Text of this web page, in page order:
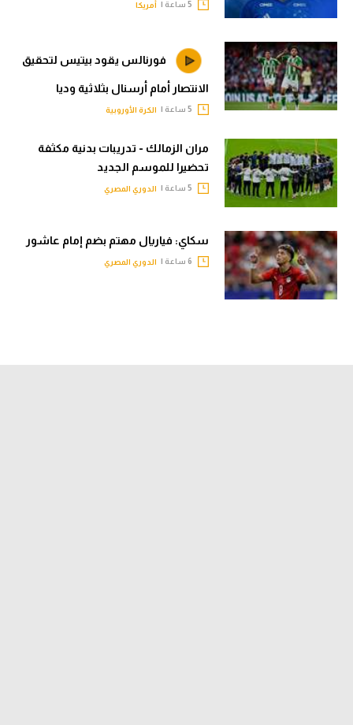
أمريكا
فورنالس يقود بيتيس لتحقيق
الانتصار أمام أرسنال بثلاثية وديا
الكرة الأوروبية
مران الزمالك - تدريبات بدنية مكثفة
تحضيرا للموسم الجديد
الدوري المصري
سكاي: فياريال مهتم بضم إمام عاشور
الدوري المصري